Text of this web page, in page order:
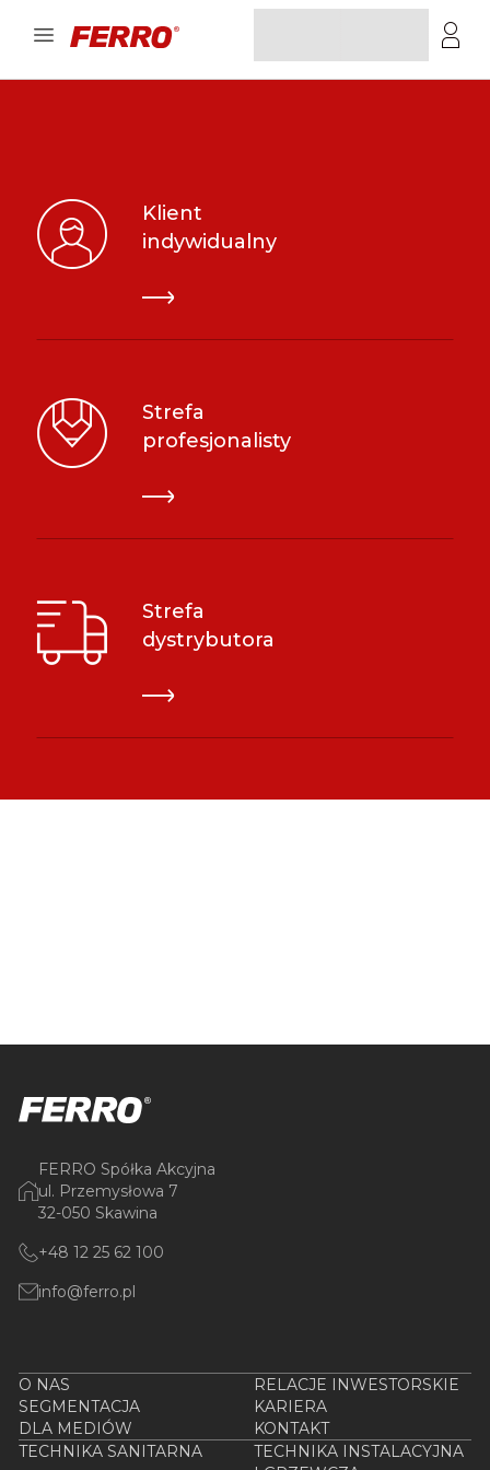
Klient
indywidualny
Strefa
profesjonalisty
Strefa
dystrybutora
FERRO Spółka Akcyjna
ul. Przemysłowa 7
32-050 Skawina
+48 12 25 62 100
info@ferro.pl
O NAS
RELACJE INWESTORSKIE
SEGMENTACJA
KARIERA
DLA MEDIÓW
KONTAKT
TECHNIKA SANITARNA
TECHNIKA INSTALACYJNA